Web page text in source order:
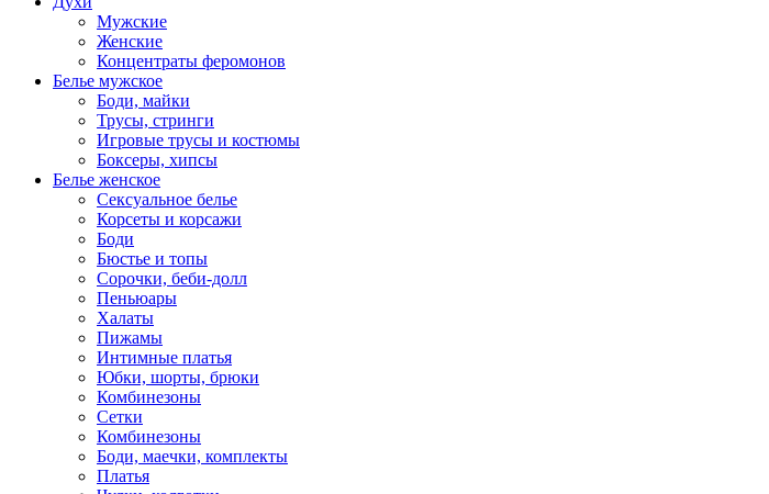
Мужские
Женские
Концентраты феромонов
Белье мужское
Боди, майки
Трусы, стринги
Игровые трусы и костюмы
Боксеры, хипсы
Белье женское
Сексуальное белье
Корсеты и корсажи
Боди
Бюстье и топы
Сорочки, беби-долл
Пеньюары
Халаты
Пижамы
Интимные платья
Юбки, шорты, брюки
Комбинезоны
Сетки
Комбинезоны
Боди, маечки, комплекты
Платья